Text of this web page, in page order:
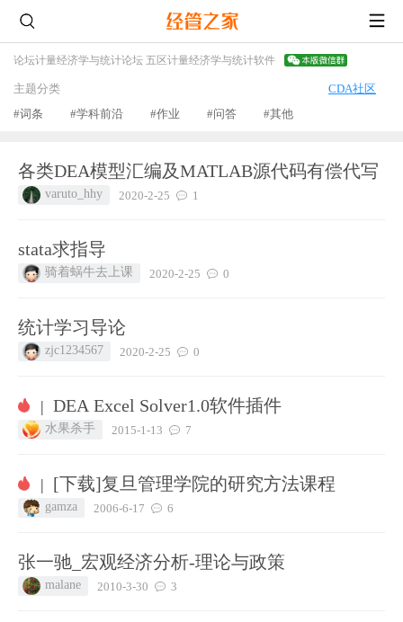
论坛计量经济学与统计论坛 五区计量经济学与统计软件
主题分类
CDA社区
#词条
#学科前沿 #作业 #问答 #其他
各类DEA模型汇编及MATLAB源代码有偿代写
varuto_hhy 2020-2-25 1
stata求指导
骑着蜗牛去上课 2020-2-25 0
统计学习导论
zjc1234567 2020-2-25 0
| DEA Excel Solver1.0软件插件
水果杀手 2015-1-13 7
| [下载]复旦管理学院的研究方法课程
gamza 2006-6-17 6
张一驰_宏观经济分析-理论与政策
malane 2010-3-30 3